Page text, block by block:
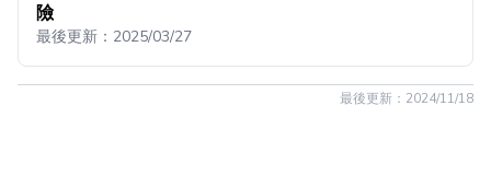
險
最後更新： 2025/03/27
最後更新： 2024/11/18